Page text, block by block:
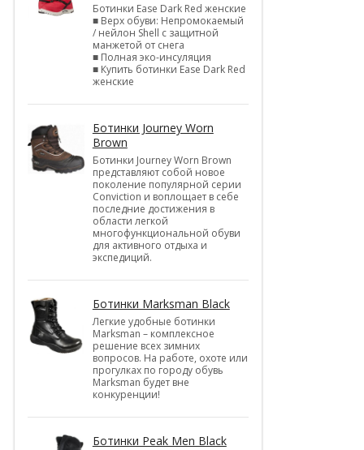
Ботинки Ease Dark Red женские
■ Верх обуви: Непромокаемый
/ нейлон Shell c защитной
манжетой от снега
■ Полная эко-инсуляция
■ Купить ботинки Ease Dark Red
женские
Ботинки Journey Worn
Brown
Ботинки Journey Worn Brown
представляют собой новое
поколение популярной серии
Conviction и воплощает в себе
последние достижения в
области легкой
многофункциональной обуви
для активного отдыха и
экспедиций.
Ботинки Marksman Black
Легкие удобные ботинки
Marksman – комплексное
решение всех зимних
вопросов. На работе, охоте или
прогулках по городу обувь
Marksman будет вне
конкуренции!
Ботинки Peak Men Black